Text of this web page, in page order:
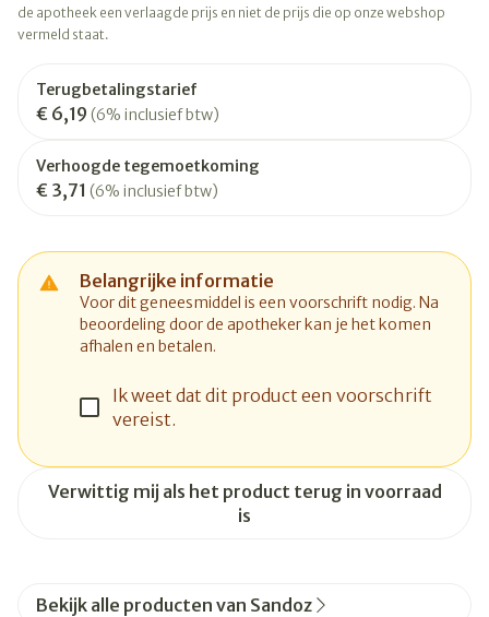
de apotheek een verlaagde prijs en niet de prijs die op onze webshop
vermeld staat.
Terugbetalingstarief
€ 6,19 (6% inclusief btw)
Verhoogde tegemoetkoming
€ 3,71 (6% inclusief btw)
Belangrijke informatie
Voor dit geneesmiddel is een voorschrift nodig. Na
beoordeling door de apotheker kan je het komen
afhalen en betalen.
Ik weet dat dit product een voorschrift
vereist.
Verwittig mij als het product terug in voorraad
is
Bekijk alle producten van Sandoz